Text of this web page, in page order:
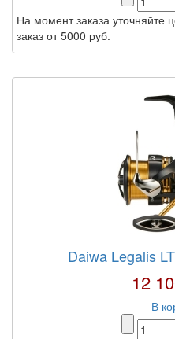
На момент заказа
заказ от 5000 руб.
Daiwa Legalis
12
В